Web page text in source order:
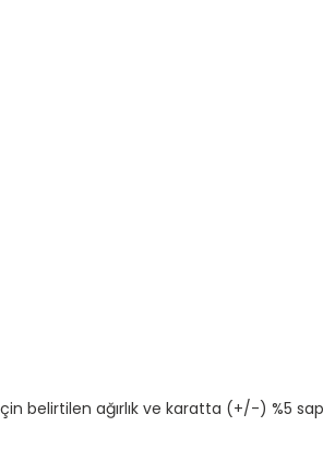
belirtilen ağırlık ve karatta (+/-) %5